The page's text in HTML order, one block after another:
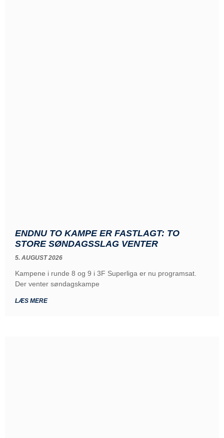
ENDNU TO KAMPE ER FASTLAGT: TO
STORE SØNDAGSSLAG VENTER
5. AUGUST 2026
Kampene i runde 8 og 9 i 3F Superliga er nu programsat.
Der venter søndagskampe
LÆS MERE